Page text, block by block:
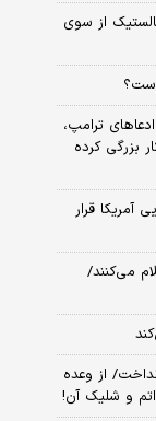
را لرزاند/ ۳۰ موشک بالستیک از سوی
ترامپ،
است/ دولت در این ۱۴ ماه کار بزرگی کرده
آمریکا قرار
می‌کنند/
از وعده